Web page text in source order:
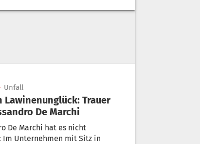
Unfall
De Marchi
De Marchi hat es nicht
Im Unternehmen mit Sitz in